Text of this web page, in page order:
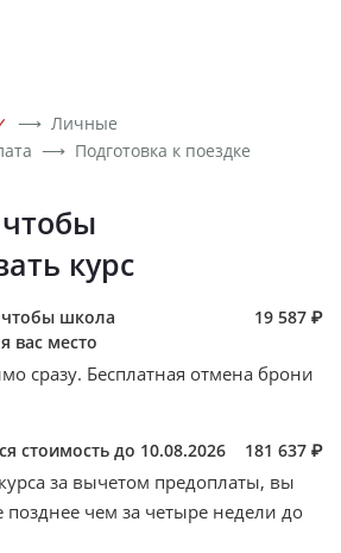
⟶ Личные
⟶ Подготовка к поездке
курс
чтобы школа
вас место
19 587 ₽
сразу. Бесплатная отмена брони
стоимость до 10.08.2026 181 637 ₽
за вычетом предоплаты, вы
позднее чем за четыре недели до